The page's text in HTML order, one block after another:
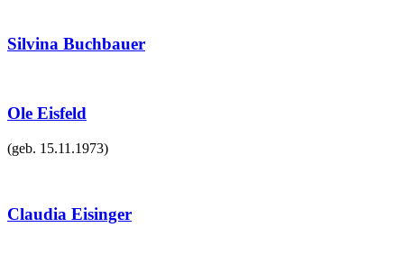
Silvina Buchbauer
Ole Eisfeld
(geb. 15.11.1973)
Claudia Eisinger